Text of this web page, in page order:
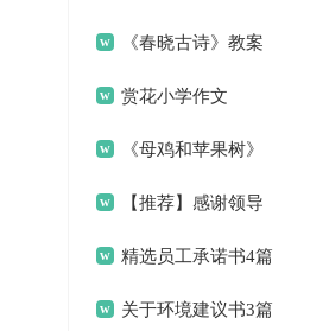
《春晓古诗》教案
赏花小学作文
《母鸡和苹果树》
教案【推荐】感谢领导
感谢信四篇
精选员工承诺书4篇
关于环境建议书3篇